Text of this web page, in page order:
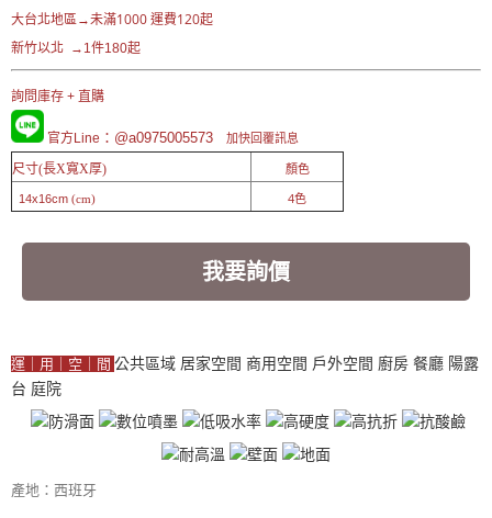
大台北地區→未滿1000 運費120起
新竹以北 →1件180起
詢問庫存 + 直購
官方Line ：@a0975005573 加快回覆訊息
尺寸(長X寬X厚) 顏色
14x16cm (cm) 4色
我要詢價
運｜用｜空｜間 公共區域 居家空間 商用空間 戶外空間 廚房 餐廳 陽露
台 庭院
產地：西班牙